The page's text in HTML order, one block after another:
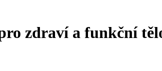
zdraví a funkční